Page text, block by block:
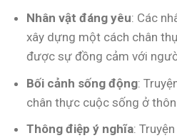
Nhân vật đáng yêu: Các
xây dựng một cách chân
được sự đồng cảm với
Bối cảnh sống động:
chân thực cuộc sống ở
Thông điệp ý nghĩa: